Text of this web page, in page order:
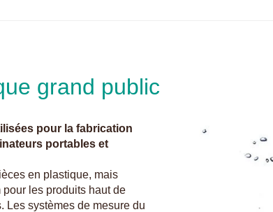
grand public
pour la fabrication
portables et
en plastique, mais
les produits haut de
Les systèmes de mesure du